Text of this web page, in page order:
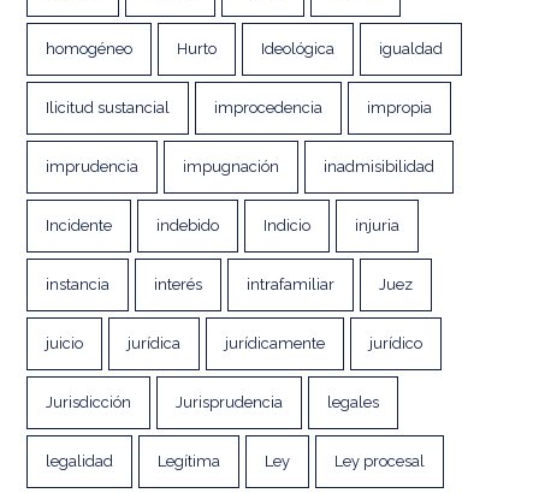
homogéneo Hurto Ideológica igualdad
Ilicitud sustancial improcedencia impropia
imprudencia impugnación inadmisibilidad
Incidente indebido Indicio injuria
instancia interés intrafamiliar Juez
juicio jurídica jurídicamente jurídico
Jurisdicción Jurisprudencia legales
legalidad Legítima Ley Ley procesal